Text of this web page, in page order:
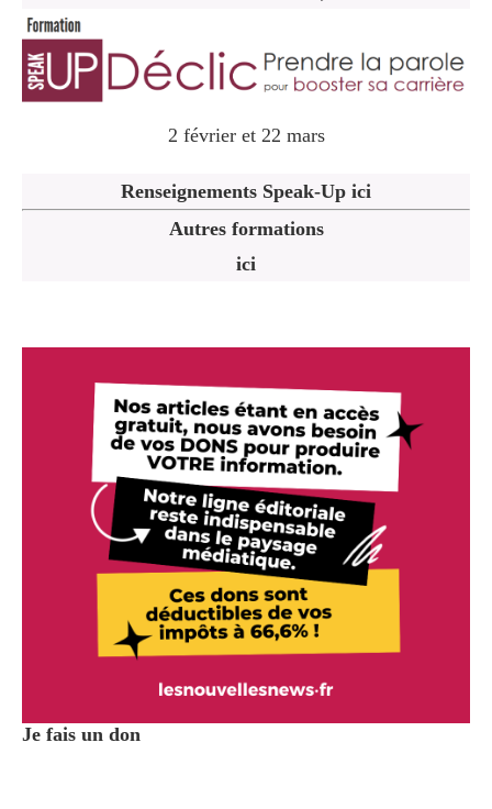
2 février et 22 mars
Renseignements Speak-Up ici
Autres formations
ici
Je fais un don